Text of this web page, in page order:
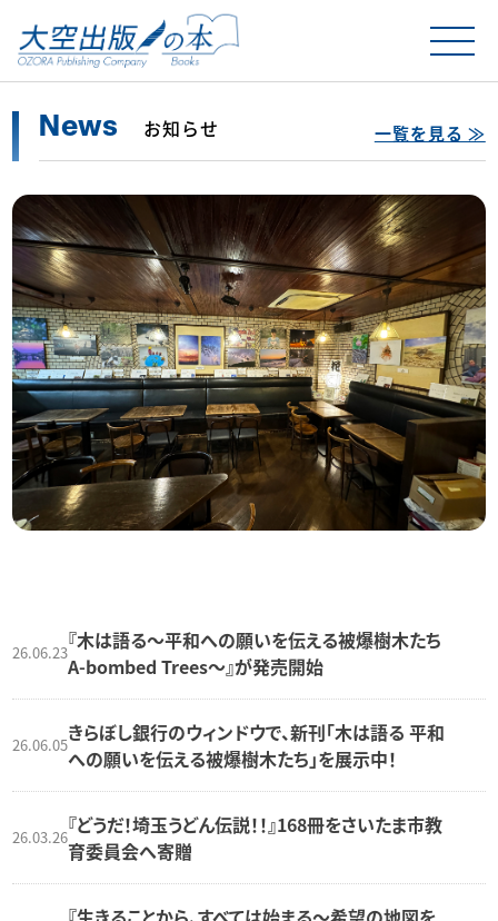
News お知らせ 一覧を見る ≫
26.06.23『木は語る〜平和への願いを伝える被爆樹木たち
A-bombed Trees〜』が発売開始
26.06.05きらぼし銀行のウィンドウで、新刊「木は語る 平和
への願いを伝える被爆樹木たち」を展示中！
26.03.26『どうだ！埼玉うどん伝説！！』168冊をさいたま市教
育委員会へ寄贈